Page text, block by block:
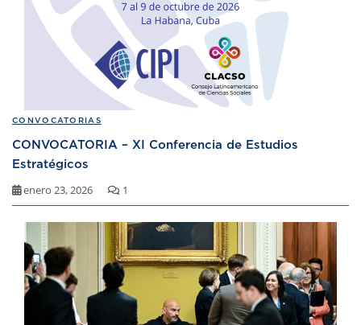
CONVOCATORIAS
CONVOCATORIA – XI Conferencia de Estudios
Estratégicos
enero 23, 2026 1